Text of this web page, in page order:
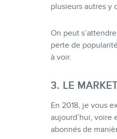
plusieurs autres y
On peut
perte de
à voir.
3. LE
En 2018, je vous
aujourd’hui, voire
abonnés de